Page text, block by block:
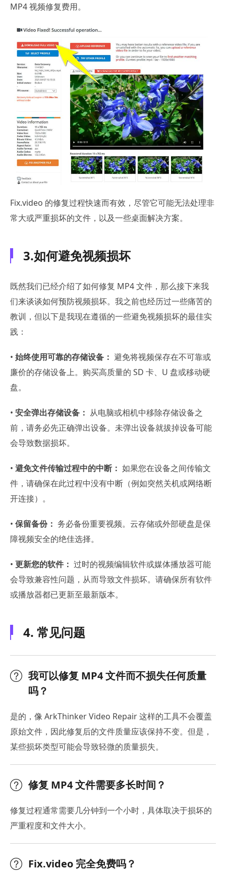
MP4 视频修复费用。
Fix.video 的修复过程快速而有效，尽管它可能无法处理非
常大或严重损坏的文件，以及一些桌面解决方案。
3.如何避免视频损坏
既然我们已经介绍了如何修复 MP4 文件，那么接下来我
们来谈谈如何预防视频损坏。我之前也经历过一些痛苦的
教训，但以下是我现在遵循的一些避免视频损坏的最佳实
践：
• 始终使用可靠的存储设备： 避免将视频保存在不可靠或
廉价的存储设备上。购买高质量的 SD 卡、U 盘或移动硬
盘。
• 安全弹出存储设备： 从电脑或相机中移除存储设备之
前，请务必先正确弹出设备。未弹出设备就拔掉设备可能
会导致数据损坏。
• 避免文件传输过程中的中断： 如果您在设备之间传输文
件，请确保在此过程中没有中断（例如突然关机或网络断
开连接）。
• 保留备份： 务必备份重要视频。云存储或外部硬盘是保
障视频安全的绝佳选择。
• 更新您的软件： 过时的视频编辑软件或媒体播放器可能
会导致兼容性问题，从而导致文件损坏。请确保所有软件
或播放器都已更新至最新版本。
4. 常见问题
我可以修复 MP4 文件而不损失任何质量
吗？
是的，像 ArkThinker Video Repair 这样的工具不会覆盖
原始文件，因此修复后的文件质量应该保持不变。但是，
某些损坏类型可能会导致轻微的质量损失。
修复 MP4 文件需要多长时间？
修复过程通常需要几分钟到一个小时，具体取决于损坏的
严重程度和文件大小。
Fix.video 完全免费吗？